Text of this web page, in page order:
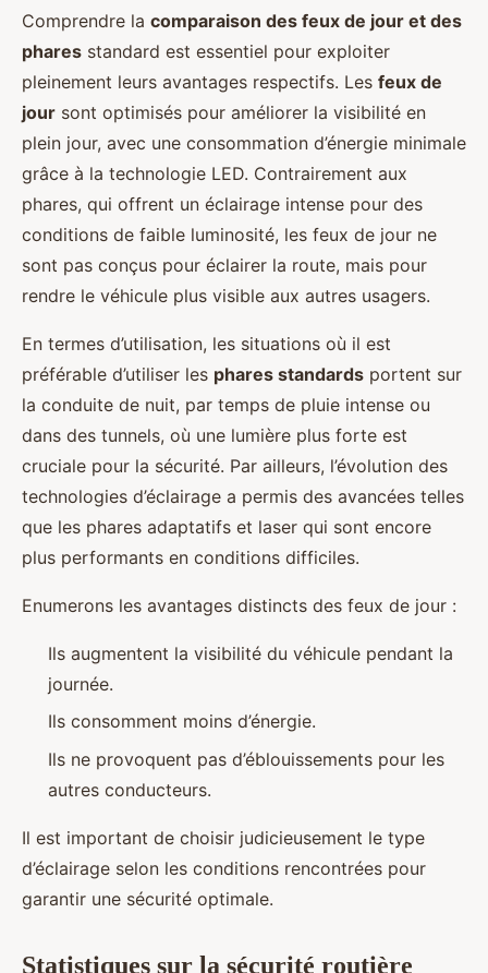
Comprendre la comparaison des feux de jour et des
phares standard est essentiel pour exploiter
pleinement leurs avantages respectifs. Les feux de
jour sont optimisés pour améliorer la visibilité en
plein jour, avec une consommation d’énergie minimale
grâce à la technologie LED. Contrairement aux
phares, qui offrent un éclairage intense pour des
conditions de faible luminosité, les feux de jour ne
sont pas conçus pour éclairer la route, mais pour
rendre le véhicule plus visible aux autres usagers.
En termes d’utilisation, les situations où il est
préférable d’utiliser les phares standards portent sur
la conduite de nuit, par temps de pluie intense ou
dans des tunnels, où une lumière plus forte est
cruciale pour la sécurité. Par ailleurs, l’évolution des
technologies d’éclairage a permis des avancées telles
que les phares adaptatifs et laser qui sont encore
plus performants en conditions difficiles.
Enumerons les avantages distincts des feux de jour :
Ils augmentent la visibilité du véhicule pendant la
journée.
Ils consomment moins d’énergie.
Ils ne provoquent pas d’éblouissements pour les
autres conducteurs.
Il est important de choisir judicieusement le type
d’éclairage selon les conditions rencontrées pour
garantir une sécurité optimale.
Statistiques sur la sécurité routière